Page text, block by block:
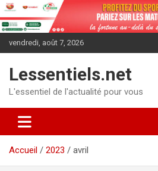
Aller
au
contenu
vendredi, août 7, 2026
Lessentiels.net
L'essentiel de l'actualité pour vous
Accueil 2023 avril